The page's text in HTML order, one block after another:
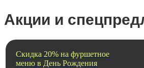
Акции и
Скидка 20% на фуршетное
меню в День Рождения